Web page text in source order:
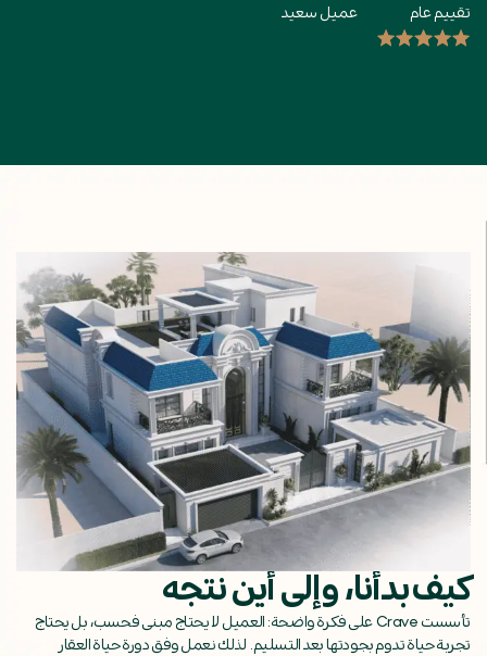
عميل سعيد تقييم عام
كيف بدأنا، وإلى أين نتجه
تأسست Crave على فكرة واضحة: العميل لا يحتاج مبنى فحسب، بل يحتاج
تجربة حياة تدوم بجودتها بعد التسليم. لذلك نعمل وفق دورة حياة العقار